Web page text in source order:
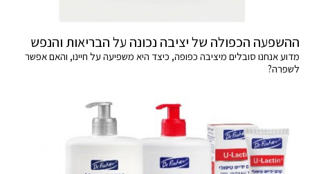
ההשפעה הכפולה של יציבה נכונה על הבריאות והנפש
מדוע אנחנו סובלים מיציבה כפופה, כיצד היא משפיעה על חיינו, והאם אפשר
לשפרה?